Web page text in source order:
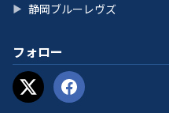
▶ 静岡ブルーレヴズ
フォロー